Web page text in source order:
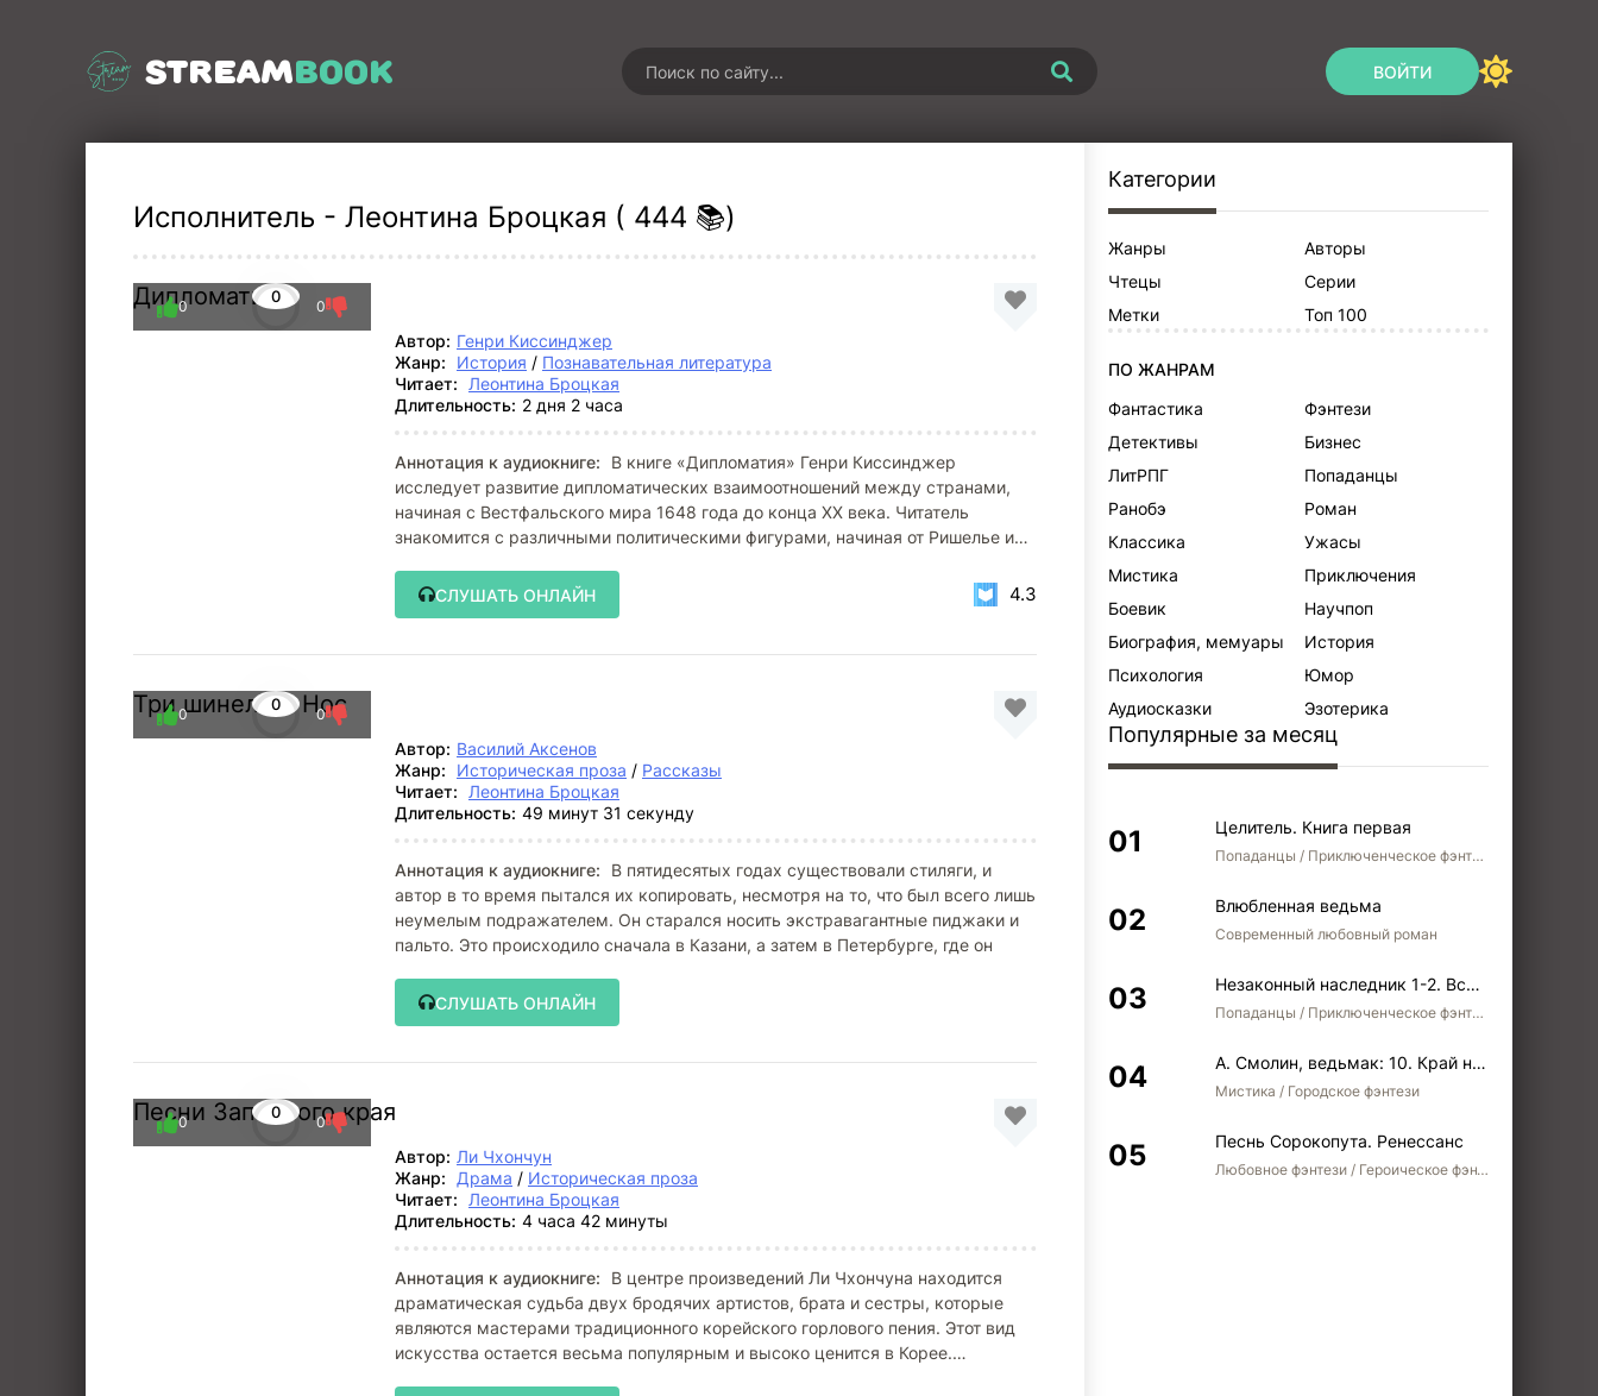
STREAMBOOK ВОЙТИ
Исполнитель - Леонтина Броцкая ( 444 📚)
Дипломатия0
0 0
Автор: Генри Киссинджер
Жанр:
История / Познавательная литература
Читает:
Леонтина Броцкая
Длительность: 2 дня 2 часа
Аннотация к аудиокниге:
В книге «Дипломатия» Генри Киссинджер
исследует развитие дипломатических взаимоотношений между странами,
начиная с Вестфальского мира 1648 года до конца XX века. Читатель
знакомится с различными политическими фигурами, начиная от Ришелье и
СЛУШАТЬ ОНЛАЙН
4.3
Три шинели и Нос
0
0 0
Автор: Василий Аксенов
Жанр:
Историческая проза / Рассказы
Читает:
Леонтина Броцкая
Длительность: 49 минут 31 секунду
Аннотация к аудиокниге:
В пятидесятых годах существовали стиляги, и
автор в то время пытался их копировать, несмотря на то, что был всего лишь
неумелым подражателем. Он старался носить экстравагантные пиджаки и
пальто. Это происходило сначала в Казани, а затем в Петербурге, где он
СЛУШАТЬ ОНЛАЙН
Песни Западного края
0
0 0
Автор: Ли Чхончун
Жанр:
Драма / Историческая проза
Читает:
Леонтина Броцкая
Длительность: 4 часа 42 минуты
Аннотация к аудиокниге:
В центре произведений Ли Чхончуна находится
драматическая судьба двух бродячих артистов, брата и сестры, которые
являются мастерами традиционного корейского горлового пения. Этот вид
искусства остается весьма популярным и высоко ценится в Корее.
Категории
Жанры
Авторы
Чтецы
Серии
Метки
Топ 100
ПО ЖАНРАМ
Фантастика
Фэнтези
Детективы
Бизнес
ЛитРПГ
Попаданцы
Ранобэ
Роман
Классика
Ужасы
Мистика
Приключения
Боевик
Научпоп
Биография, мемуары
История
Психология
Юмор
Аудиосказки
Эзотерика
Популярные за месяц
Целитель. Книга первая
Попаданцы / Приключенческое фэнтези / Боевое фэнтези
Влюбленная ведьма
Современный любовный роман
Незаконный наследник 1-2. Вспомнить, кем был. Стать собой. Остаться собой
Попаданцы / Приключенческое фэнтези / Боевое фэнтези / Юмористическое фэнтези
А. Смолин, ведьмак: 10. Край неба
Мистика / Городское фэнтези
Песнь Сорокопута. Ренессанс
Любовное фэнтези / Героическое фэнтези